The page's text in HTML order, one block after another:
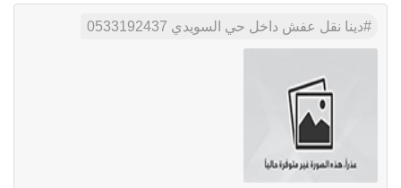
دينا نقل عفش داخل حي السويدي 0533192437